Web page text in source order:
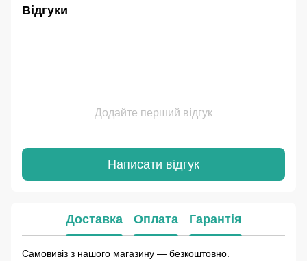
Відгуки
Додайте перший відгук
Написати відгук
Доставка Оплата Гарантія
Самовивіз з нашого магазину — безкоштовно.